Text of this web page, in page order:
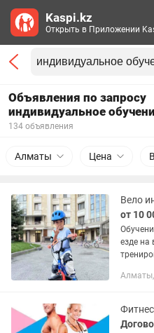
Объявления по запросу
индивидуальное
134 объявления
Алматы Цена
от 10
езде на
Kaspi.kz
Открыть в Приложении